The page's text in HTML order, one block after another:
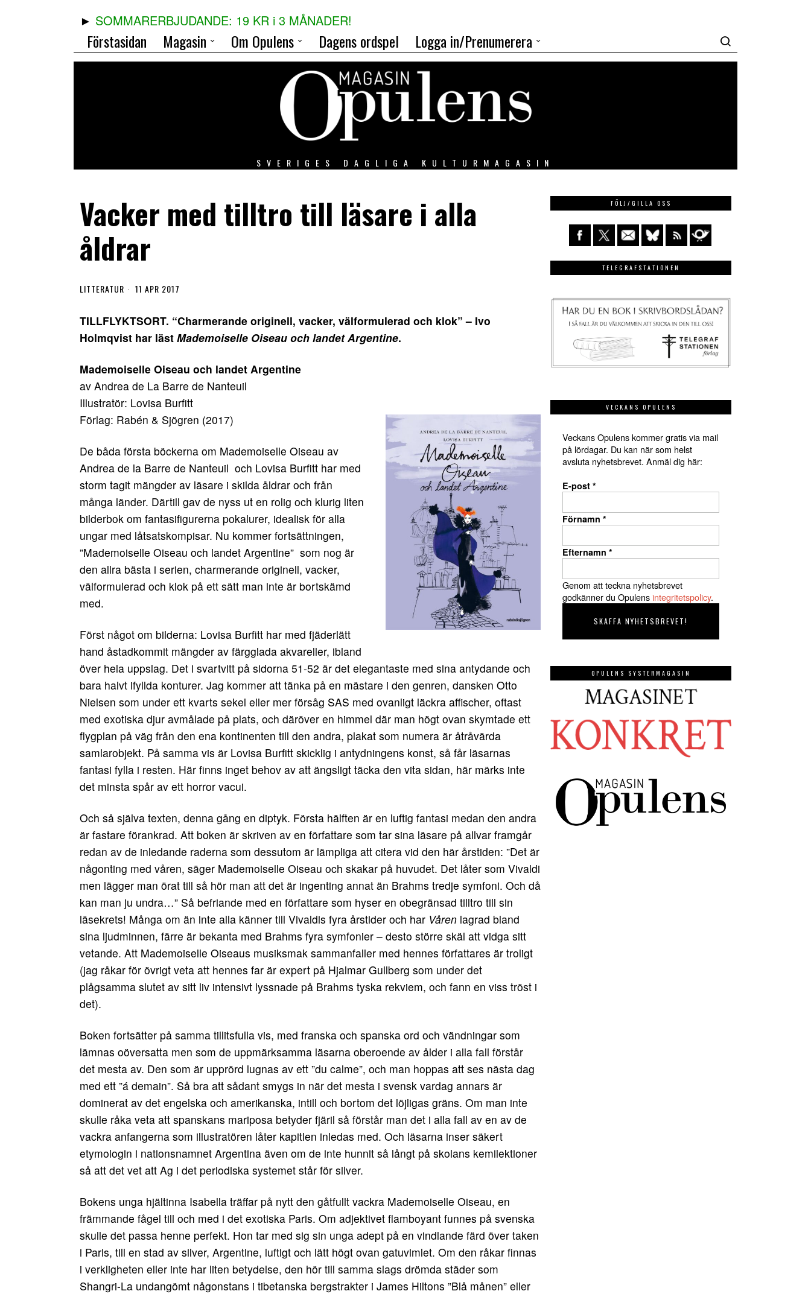
SOMMARERBJUDANDE: 19 KR i 3 MÅNADER!
Förstasidan Magasin Om Opulens Dagens ordspel Logga in/Prenumerera
SVERIGES DAGLIGA KULTURMAGASIN
Vacker med tilltro till läsare i alla
åldrar
LITTERATUR 11 APR 2017
TILLFLYKTSORT. “Charmerande originell, vacker, välformulerad och klok” – Ivo
Holmqvist har läst Mademoiselle Oiseau och landet Argentine.
Mademoiselle Oiseau och landet Argentine
av Andrea de La Barre de Nanteuil
Illustratör: Lovisa Burfitt
Förlag: Rabén & Sjögren (2017)
De båda första böckerna om Mademoiselle Oiseau av
Andrea de la Barre de Nanteuil och Lovisa Burfitt har med
storm tagit mängder av läsare i skilda åldrar och från
många länder. Därtill gav de nyss ut en rolig och klurig liten
bilderbok om fantasifigurerna pokalurer, idealisk för alla
ungar med låtsatskompisar. Nu kommer fortsättningen,
”Mademoiselle Oiseau och landet Argentine” som nog är
den allra bästa i serien, charmerande originell, vacker,
välformulerad och klok på ett sätt man inte är bortskämd
med.
Först något om bilderna: Lovisa Burfitt har med fjäderlätt
hand åstadkommit mängder av färgglada akvareller, ibland
över hela uppslag. Det i svartvitt på sidorna 51-52 är det elegantaste med sina antydande och
bara halvt ifyllda konturer. Jag kommer att tänka på en mästare i den genren, dansken Otto
Nielsen som under ett kvarts sekel eller mer försåg SAS med ovanligt läckra affischer, oftast
med exotiska djur avmålade på plats, och däröver en himmel där man högt ovan skymtade ett
flygplan på väg från den ena kontinenten till den andra, plakat som numera är åtråvärda
samlarobjekt. På samma vis är Lovisa Burfitt skicklig i antydningens konst, så får läsarnas
fantasi fylla i resten. Här finns inget behov av att ängsligt täcka den vita sidan, här märks inte
det minsta spår av ett horror vacui.
Och så själva texten, denna gång en diptyk. Första hälften är en luftig fantasi medan den andra
är fastare förankrad. Att boken är skriven av en författare som tar sina läsare på allvar framgår
redan av de inledande raderna som dessutom är lämpliga att citera vid den här årstiden: ”Det är
någonting med våren, säger Mademoiselle Oiseau och skakar på huvudet. Det låter som Vivaldi
men lägger man örat till så hör man att det är ingenting annat än Brahms tredje symfoni. Och då
kan man ju undra…” Så befriande med en författare som hyser en obegränsad tilltro till sin
läsekrets! Många om än inte alla känner till Vivaldis fyra årstider och har Våren lagrad bland
sina ljudminnen, färre är bekanta med Brahms fyra symfonier – desto större skäl att vidga sitt
vetande. Att Mademoiselle Oiseaus musiksmak sammanfaller med hennes författares är troligt
(jag råkar för övrigt veta att hennes far är expert på Hjalmar Gullberg som under det
plågsamma slutet av sitt liv intensivt lyssnade på Brahms tyska rekviem, och fann en viss tröst i
det).
Boken fortsätter på samma tillitsfulla vis, med franska och spanska ord och vändningar som
lämnas oöversatta men som de uppmärksamma läsarna oberoende av ålder i alla fall förstår
det mesta av. Den som är upprörd lugnas av ett ”du calme”, och man hoppas att ses nästa dag
med ett ”á demain”. Så bra att sådant smygs in när det mesta i svensk vardag annars är
dominerat av det engelska och amerikanska, intill och bortom det löjligas gräns. Om man inte
skulle råka veta att spanskans mariposa betyder fjäril så förstår man det i alla fall av en av de
vackra anfangerna som illustratören låter kapitlen inledas med. Och läsarna inser säkert
etymologin i nationsnamnet Argentina även om de inte hunnit så långt på skolans kemilektioner
så att det vet att Ag i det periodiska systemet står för silver.
Bokens unga hjältinna Isabella träffar på nytt den gåtfullt vackra Mademoiselle Oiseau, en
främmande fågel till och med i det exotiska Paris. Om adjektivet flamboyant funnes på svenska
skulle det passa henne perfekt. Hon tar med sig sin unga adept på en vindlande färd över taken
i Paris, till en stad av silver, Argentine, luftigt och lätt högt ovan gatuvimlet. Om den råkar finnas
i verkligheten eller inte har liten betydelse, den hör till samma slags drömda städer som
Shangri-La undangömt någonstans i tibetanska bergstrakter i James Hiltons ”Blå månen” eller
FÖLJ/GILLA OSS
TELEGRAFSTATIONEN
VECKANS OPULENS
Veckans Opulens kommer gratis via mail
på lördagar. Du kan när som helst
avsluta nyhetsbrevet. Anmäl dig här:
E-post *
Förnamn *
Efternamn *
Genom att teckna nyhetsbrevet
godkänner du Opulensintegritetspolicy.
OPULENS SYSTERMAGASIN